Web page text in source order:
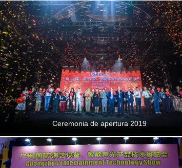
Ceremonia de apertura 2019